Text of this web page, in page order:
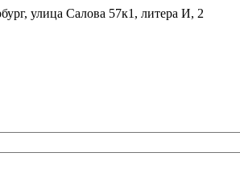
улица Салова 57к1, литера И, 2